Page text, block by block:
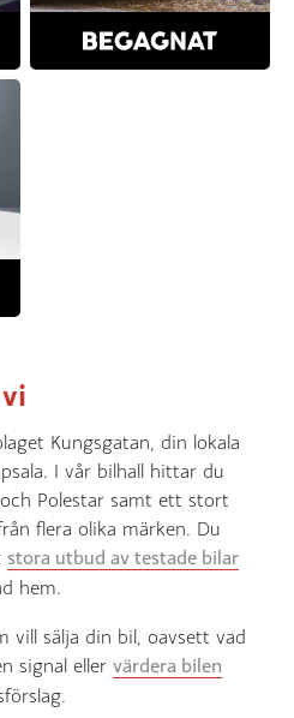
stängt
Kungsgatan, din lokala
I vår bilhall hittar du
Polestar samt ett stort
flera olika märken. Du
stora utbud av testade bilar
hem.
vill sälja din bil, oavsett vad
signal eller värdera bilen